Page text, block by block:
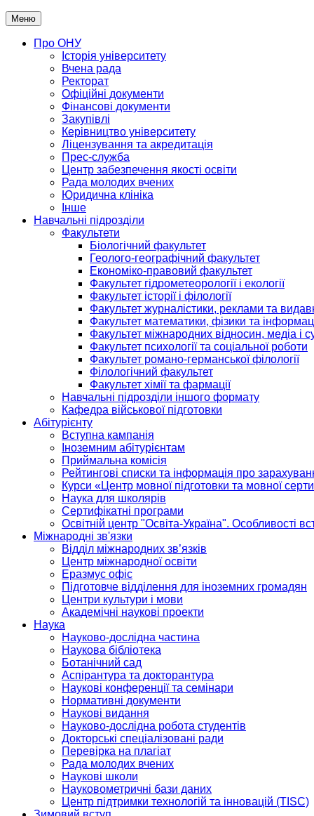
Меню
Про ОНУ
Історія університету
Вчена рада
Ректорат
Офіційні документи
Фінансові документи
Закупівлі
Керівництво університету
Ліцензування та акредитація
Прес-служба
Центр забезпечення якості освіти
Рада молодих вчених
Юридична клініка
Інше
Навчальні підрозділи
Факультети
Біологічний факультет
Геолого-географічний факультет
Економіко-правовий факультет
Факультет гідрометеорології і екології
Факультет історії і філології
Факультет журналістики, реклами та
Факультет математики, фізики та
Факультет міжнародних відносин, медіа і
Факультет психології та соціальної роботи
Факультет романо-германської філології
Філологічний факультет
Факультет хімії та фармації
Навчальні підрозділи іншого формату
Кафедра військової підготовки
Абітурієнту
Вступна кампанія
Іноземним абітурієнтам
Приймальна комісія
Рейтингові списки та інформація про
Курси «Центр мовної підготовки та мовної
Наука для школярів
Сертифікатні програми
Освітній центр "Освіта-Україна". Особливості
Міжнародні зв'язки
Відділ міжнародних зв’язків
Центр міжнародної освіти
Еразмус офіс
Підготовче відділення для іноземних громадян
Центри культури і мови
Академічні наукові проекти
Наука
Науково-дослідна частина
Наукова бібліотека
Ботанічний сад
Аспірантура та докторантура
Наукові конференції та семінари
Нормативні документи
Наукові видання
Науково-дослідна робота студентів
Докторські спеціалізовані ради
Перевірка на плагіат
Рада молодих вчених
Наукові школи
Науковометричні бази даних
Центр підтримки технологій та інновацій (TISC)